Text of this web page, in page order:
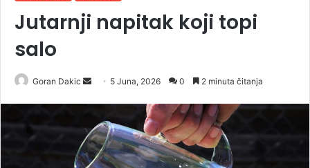
Jutarnji napitak koji topi
salo
Goran Dakic
d
a
n
5 Juna, 2026 0 2 minuta čitanja